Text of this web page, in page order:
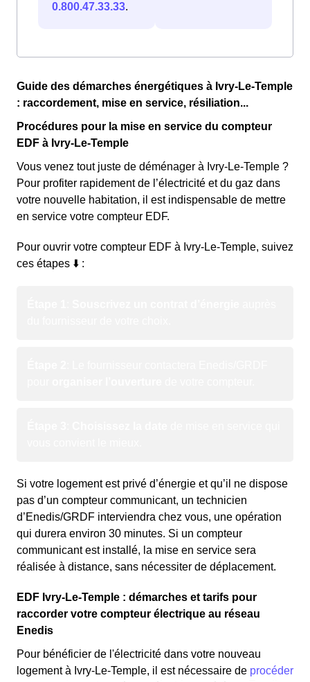
0.800.47.33.33.
Guide des démarches énergétiques à Ivry-Le-Temple
: raccordement, mise en service, résiliation...
Procédures pour la mise en service du compteur
EDF à Ivry-Le-Temple
Vous venez tout juste de déménager à Ivry-Le-Temple ?
Pour profiter rapidement de l’électricité et du gaz dans
votre nouvelle habitation, il est indispensable de mettre
en service votre compteur EDF.
Pour ouvrir votre compteur EDF à Ivry-Le-Temple, suivez
ces étapes ⬇️ :
Si votre logement est privé d’énergie et qu’il ne dispose
pas d’un compteur communicant, un technicien
d’Enedis/GRDF interviendra chez vous, une opération
qui durera environ 30 minutes. Si un compteur
communicant est installé, la mise en service sera
réalisée à distance, sans nécessiter de déplacement.
EDF Ivry-Le-Temple : démarches et tarifs pour
raccorder votre compteur électrique au réseau
Enedis
Pour bénéficier de l'électricité dans votre nouveau
logement à Ivry-Le-Temple, il est nécessaire de procéder